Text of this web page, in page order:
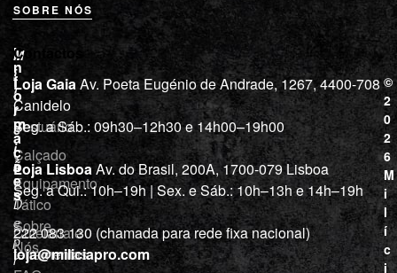
SOBRE NÓS
M
i
l
í
c
i
a
“
D
e
p
r
L
o
j
a
Vestuário
Calçado
Equipamento
Tático
Cutelaria e
ferramentas
I
n
f
o
r
m
a
ç
õ
e
s
Sobre
Nós
Contactos
Loja GaiaAv. Poeta Eugénio de Andrade, 1267, 4400-708
Canidelo
Seg. a Sáb.: 09h30–12h30 e 14h00–19h00
Loja LisboaAv. do Brasil, 200A, 1700-079 Lisboa
Seg. a Qui.: 10h–19h | Sex. e Sáb.: 10h–13h e 14h–19h
222 083 130 (chamada para rede fixa nacional)
loja@miliciapro.com
©
2
0
2
6
M
i
l
í
c
i